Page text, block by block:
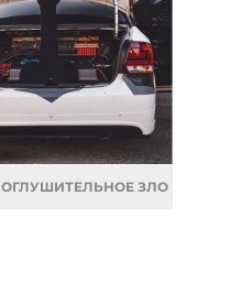
ОГЛУШИТЕЛЬНОЕ ЗЛО